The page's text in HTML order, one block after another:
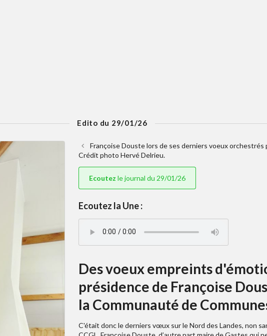
Edito du 29/01/26
Françoise Douste lors de ses derniers voeux orchestrés
Crédit photo Hervé Delrieu.
Ecoutez le journal du 29/01/26
Ecoutez la Une :
Des voeux empreints
présidence de Françoise
la Communauté de
C'était donc le derniers vœux sur le Nord des Landes, non